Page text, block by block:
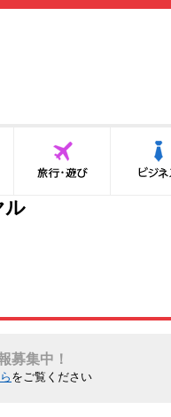
旅行・遊び
ル
募集中！
をご覧ください